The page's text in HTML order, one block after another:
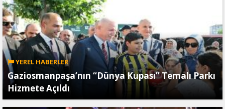
YEREL HABERLER
Gaziosmanpaşa’nın “Dünya Kupası” Temalı Parkı
Hizmete Açıldı